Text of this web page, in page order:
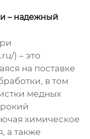
– надежный
) – это
на поставке
в том
медных
химическое
а также